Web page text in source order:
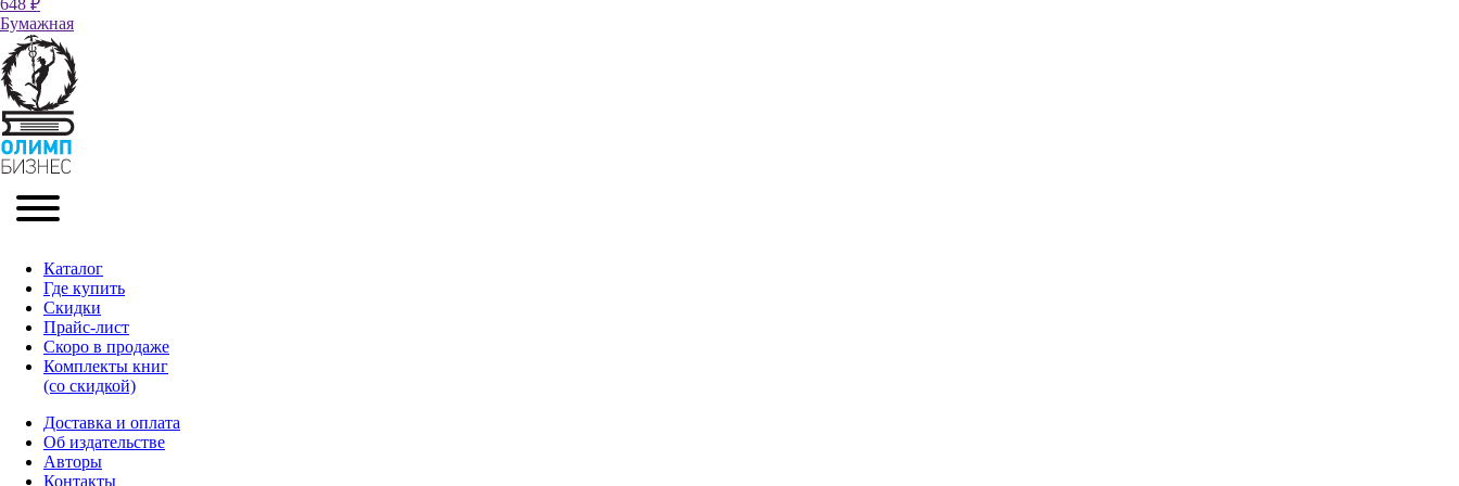
Бумажная
Каталог
Где купить
Скидки
Прайc-лист
Скоро в продаже
Комплекты книг
(со скидкой)
Доставка и оплата
Об издательстве
Авторы
Контакты